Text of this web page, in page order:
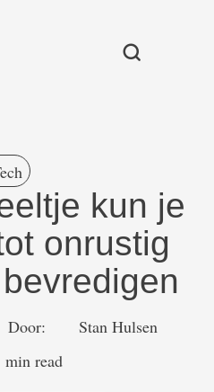
kun je
onrustig
Door:
Stan Hulsen
min read